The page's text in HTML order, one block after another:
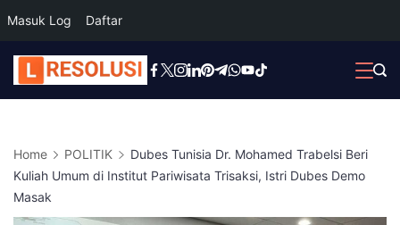
Masuk Log Daftar
Skip
to
Home POLITIK
Dubes Tunisia Dr. Mohamed Trabelsi Beri
Kuliah Umum di Institut Pariwisata Trisaksi, Istri Dubes Demo
Masak